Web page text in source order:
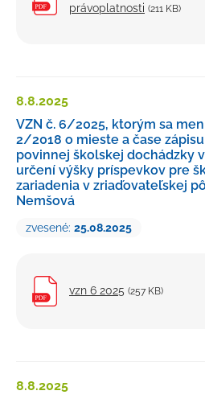
právoplatnosti (211 KB)
8.8.2025
VZN č. 6/2025, ktorým sa
2/2018 o mieste a čase
povinnej školskej dochádzky
určení výšky príspevkov pre
zariadenia v zriaďovateľskej
Nemšová
zvesené: 25.08.2025
vzn 6 2025 (257 KB)
8.8.2025